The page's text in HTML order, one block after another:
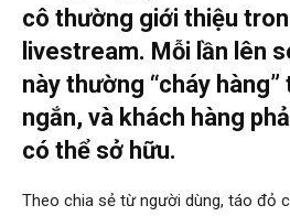
cô thường giới thiệu
livestream. Mỗi lần lên
này thường “cháy
ngắn, và khách hàng
có thể sở hữu.
Theo chia sẻ từ người dùng, táo đỏ